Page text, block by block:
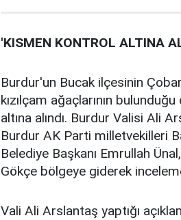
'KISMEN KONTROL ALTINA
Burdur'un Bucak ilçesinin
kızılçam ağaçlarının
altına alındı. Burdur Valisi Ali
Burdur AK Parti milletvekilleri
Belediye Başkanı Emrullah
Gökçe bölgeye giderek
Vali Ali Arslantaş yaptığı